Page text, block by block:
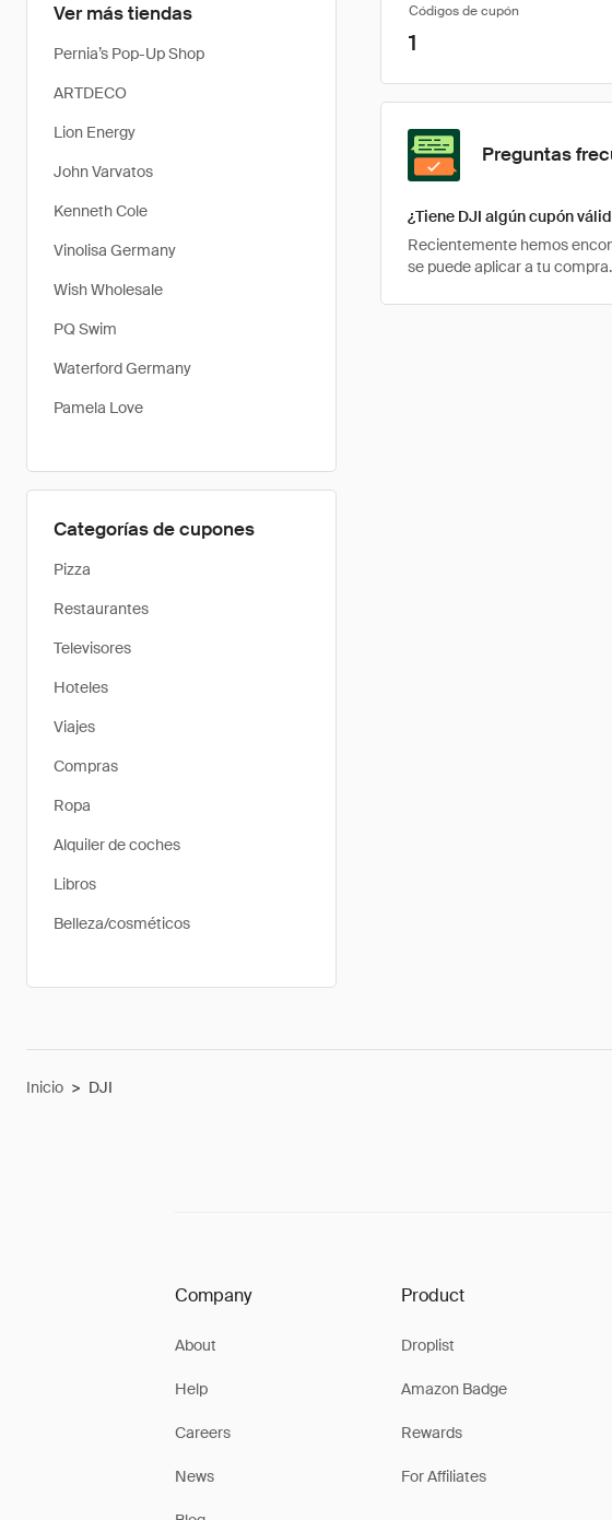
Ver más tiendas
Pernia’s Pop-Up Shop
ARTDECO
Lion Energy
John Varvatos
Kenneth Cole
Vinolisa Germany
Wish Wholesale
PQ Swim
Waterford Germany
Pamela Love
Categorías de cupones
Pizza
Restaurantes
Televisores
Hoteles
Viajes
Compras
Ropa
Alquiler de coches
Libros
Belleza/cosméticos
Códigos de cupón
1
Preguntas
¿Tiene DJI algún cupón
Recientemente hemos
se puede aplicar a tu compra.
Inicio > DJI
Company
About
Help
Careers
News
Product
Droplist
Amazon Badge
Rewards
For Affiliates